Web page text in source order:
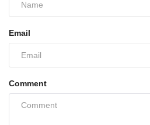
Email
Comment